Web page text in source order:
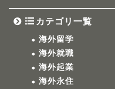
カテゴリ一覧
海外留学
海外就職
海外起業
海外永住